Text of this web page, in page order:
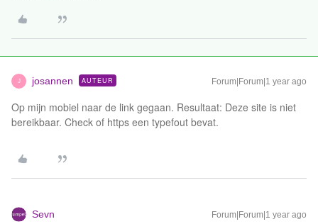
J josannen AUTEUR Forum|Forum|1 year ago
Op mijn mobiel naar de link gegaan. Resultaat: Deze site is niet
bereikbaar. Check of https een typefout bevat.
Sevn Forum|Forum|1 year ago